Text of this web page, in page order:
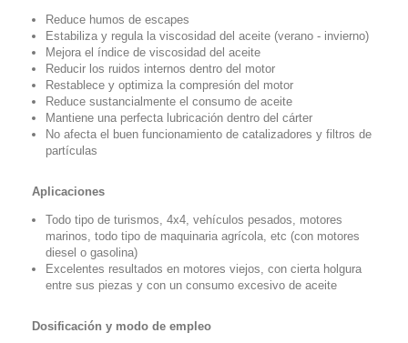
Reduce humos de escapes
Estabiliza y regula la viscosidad del aceite (verano - invierno)
Mejora el índice de viscosidad del aceite
Reducir los ruidos internos dentro del motor
Restablece y optimiza la compresión del motor
Reduce sustancialmente el consumo de aceite
Mantiene una perfecta lubricación dentro del cárter
No afecta el buen funcionamiento de catalizadores y filtros de
partículas
Aplicaciones
Todo tipo de turismos, 4x4, vehículos pesados, motores
marinos, todo tipo de maquinaria agrícola, etc (con motores
diesel o gasolina)
Excelentes resultados en motores viejos, con cierta holgura
entre sus piezas y con un consumo excesivo de aceite
Dosificación y modo de empleo